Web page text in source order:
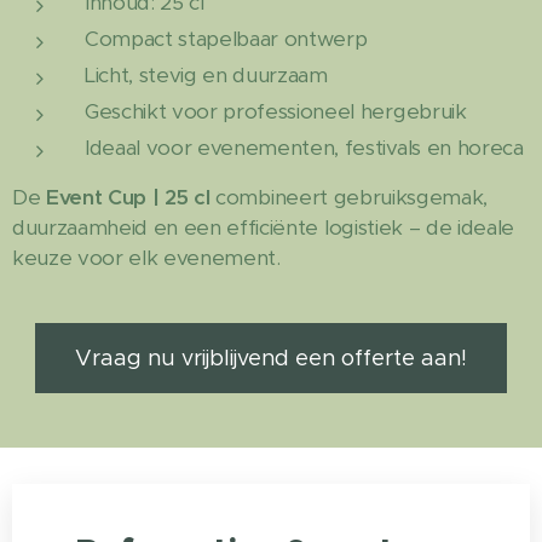
Compact stapelbaar ontwerp
Licht, stevig en duurzaam
Geschikt voor professioneel hergebruik
Ideaal voor evenementen, festivals en horeca
De Event Cup | 25 cl combineert gebruiksgemak,
duurzaamheid en een efficiënte logistiek – de ideale
keuze voor elk evenement.
Vraag nu vrijblijvend een offerte aan!